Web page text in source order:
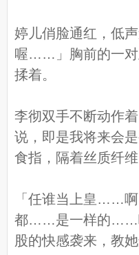
婷儿俏脸通红，低
喔……」胸前的一对
揉着。
李彻双手不断动作
说，即是我将来会
食指，隔着丝质纤
「任谁当上皇
都……是一样的……
股的快感袭来，教